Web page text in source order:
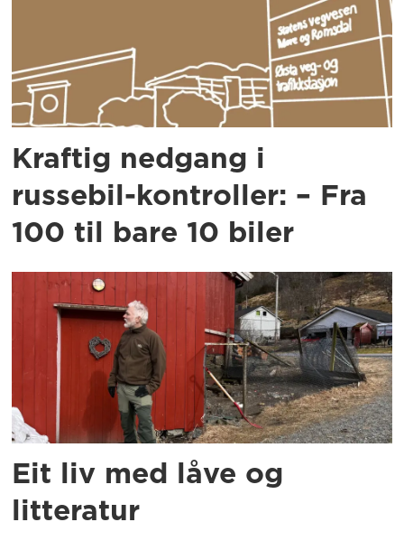
Kraftig nedgang i
russebil-kontroller: – Fra
100 til bare 10 biler
Eit liv med låve og
litteratur